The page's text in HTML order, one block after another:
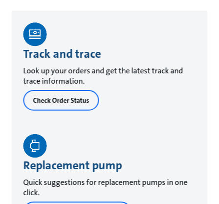
Track and trace
Look up your orders and get the latest track and
trace information.
Check Order Status
Replacement pump
Quick suggestions for replacement pumps in one
click.